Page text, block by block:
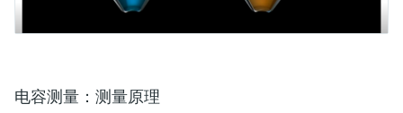
电容测量：测量原理